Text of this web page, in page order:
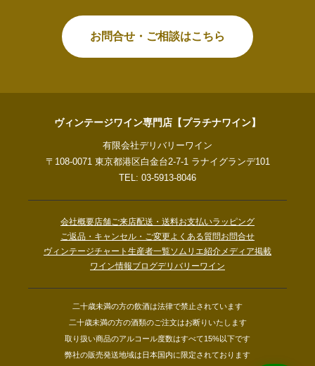
お問合せ・ご相談はこちら
ヴィンテージワイン専門店【プラチナワイン】
有限会社デリバリーワイン
〒108-0071 東京都港区白金台2-7-1 ラナイグランデ101
TEL: 03-5913-8046
会社概要店舗ご来店配送・送料お支払いラッピング
ご返品・キャンセル・ご変更よくある質問お問合せ
ヴィンテージチャート 生産者一覧ソムリエ紹介メディア掲載
ワイン情報ブログデリバリーワイン
二十歳未満の方の飲酒は法律で禁止されています
二十歳未満の方の酒類のご注文はお断りいたします
取り扱い商品のアルコール度数はすべて15%以下です
弊社の販売発送地域は日本国内に限定されております